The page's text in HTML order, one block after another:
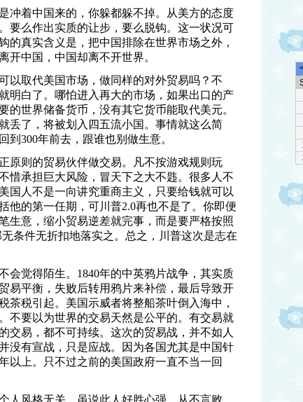
冲着中国来的，你躲都躲不掉。从美方的态度
要么作出实质的让步，要么脱钩。这一状况可
的真实含义是，把中国排除在世界市场之外，
开中国，中国却离不开世界。
以取代美国市场，做同样的对外贸易吗？不
明白了。哪怕进入再大的市场，如果出口的产
的世界储备货币，没有其它货币能取代美元。
丢了，将被划入四五流小国。事情就这么简
300年前去，跟谁也别做生意。
原则的贸易伙伴做交易。凡不按游戏规则玩
惜承担巨大风险，冒天下之大不韪。很多人不
国人不是一向讲究重商主义，只要给钱就可以
他的第一任期，可川普2.0再也不是了。你即便
生意，缩小贸易逆差就完事，而是要严格按照
条件无折扣地落实之。总之，川普这次是志在
会觉得陌生。1840年的中英鸦片战争，其实质
易平衡，失败后转用鸦片来补偿，最后导致开
茶税引起。美国示威者将整船茶叶倒入海中，
不要以为世界的交易天然是公平的。有交易就
交易，都不可持续。这次的贸易战，并不如人
没有宣战，只是应战。因为各国尤其是中国针
以上。只不过之前的美国政府一直不当一回
人风格无关。虽说此人好胜心强，从不言败，